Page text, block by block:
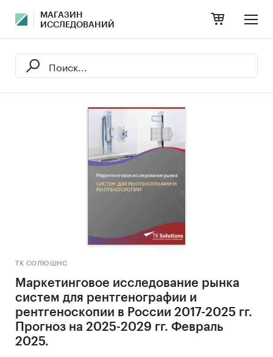
МАГАЗИН
ИССЛЕДОВАНИЙ
ТК СОЛЮШНС
Маркетинговое исследование рынка
систем для рентгенографии и
рентгеноскопии в России 2017-2025 гг.
Прогноз на 2025-2029 гг. Февраль
2025.